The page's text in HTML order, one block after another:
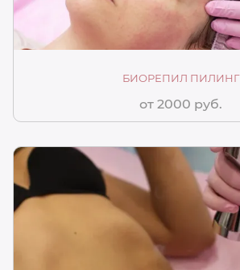
БИОРЕПИЛ ПИЛИНГ
от 2000 руб.